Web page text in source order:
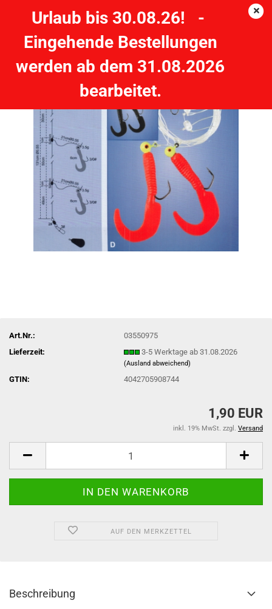
Urlaub bis 30.08.26! -
Eingehende Bestellungen
werden ab dem 31.08.2026
bearbeitet.
Rotationsvorfach 2 Twister - schwarz
Art.Nr.:
03550975
Lieferzeit:
3-5 Werktage ab 31.08.2026
(Ausland abweichend)
GTIN: 4042705908744
1,90 EUR
inkl. 19% MwSt. zzgl. Versand
AUF DEN MERKZETTEL
Beschreibung